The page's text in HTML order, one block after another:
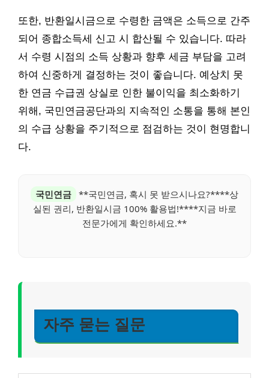
또한, 반환일시금으로 수령한 금액은 소득으로 간주
되어 종합소득세 신고 시 합산될 수 있습니다. 따라
서 수령 시점의 소득 상황과 향후 세금 부담을 고려
하여 신중하게 결정하는 것이 좋습니다. 예상치 못
한 연금 수급권 상실로 인한 불이익을 최소화하기
위해, 국민연금공단과의 지속적인 소통을 통해 본인
의 수급 상황을 주기적으로 점검하는 것이 현명합니
다.
국민연금 **국민연금, 혹시 못 받으시나요?****상
실된 권리, 반환일시금 100% 활용법!****지금 바로
전문가에게 확인하세요.**
자주 묻는 질문